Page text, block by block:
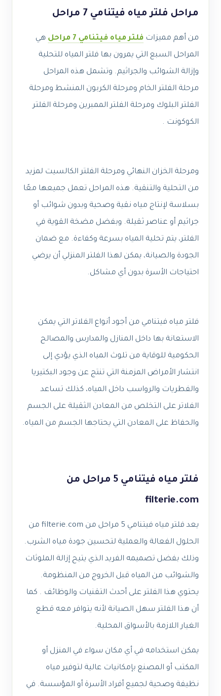
مراحل فلتر مياه فيتنامي 7 مراحل
من أهم مميزات فلتر مياه فيتنامي 7 مراحل
هي
المراحل السبع التي يمرون بها فلتر المياه للتحلية
وإزالة الشوائب والجراثيم. وتشمل هذه المراحل
مرحلة الفلتر الخام ومرحلة الكربون المنشط ومرحلة
الفلتر البلوك ومرحلة الفلتر الممبرين ومرحلة الفلتر
الكوكونت .
ومرحلة الخزان النهائي ومرحلة الفلتر الكالسيت لمزيد
من التحلية والتنقية. هذه المراحل تعمل جميعها معًا
بسلاسة لإنتاج مياه نقية وصحية وبدون شوائب أو
جراثيم أو عناصر ثقيلة. وبفضل مضخة القوية في
الفلتر، يتم تحلية المياه بسرعة وكفاءة. مع ضمان
الجودة والصيانة، يمكن لهذا الفلتر المنزلي أن يرضي
احتياجات الأسرة بدون أي مشاكل.
فلتر مياه فيتنامي من أجود أنواع الفلاتر التي يمكن
الاستعانة بها داخل المنازل والمدارس والمصالح
الحكومية للوقاية من تلوث المياه الذي يؤدي إلى
انتشار الأمراض المزمنة التي تنتج عن وجود البكتيريا
والفطريات والرواسب داخل المياه، كذلك تساعد
الفلاتر على التخلص من المعادن الثقيلة على الجسم
والحفاظ على المعادن التي يحتاجها الجسم من المياه.
فلتر مياه فيتنامي 5 مراحل من
filterie.com
يعد فلتر مياه فيتنامي 5 مراحل من filterie.com من
الحلول الفعالة والعملية لتحسين جودة مياه الشرب.
وذلك بفضل تصميمه الفريد الذي يتيح إزالة الملوثات
والشوائب من المياه قبل الخروج من المنظومة.
يحتوي هذا الفلتر على أحدث التقنيات والوظائف . كما
أن هذا الفلتر سهل الصيانة لأنه يتوافر معه قطع
الغيار اللازمة بالأسواق المحلية.
يمكن استخدامه في أي مكان سواء في المنزل أو
المكتب أو المصنع بإمكانيات عالية لتوفير مياه
نظيفة وصحية لجميع أفراد الأسرة أو المؤسسة. في